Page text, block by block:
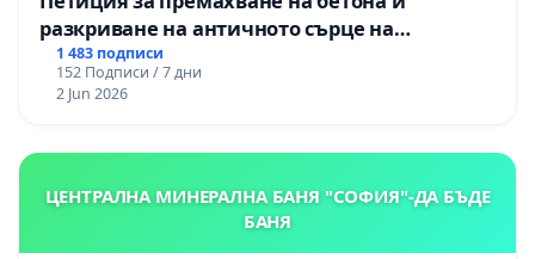
разкриване на античното сърце на
Могиланската могила във Враца
1 483 подписи
152 Подписи / 7 дни
2 Jun 2026
ЦЕНТРАЛНА МИНЕРАЛНА БАНЯ "СОФИЯ"-ДА БЪДЕ
БАНЯ